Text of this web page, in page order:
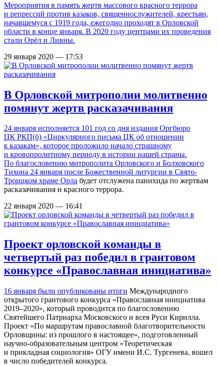
Мероприятия в память жертв массового красного террора
и репрессий против казаков, священнослужителей, крестьян,
начавшемуся с 1919 года, ежегодно проходят в Орловской
области в конце января. В 2020 году центрами их проведения
стали Орёл и Ливны.
29 января 2020 — 17:53
В Орловской митрополии молитвенно
помянут жертв расказачивания
24 января исполняется 101 год со дня издания Оргбюро
ЦК РКП(б) «Циркулярного письма ЦК об отношении
к казакам», которое проложило начало страшному
и кровопролитному периоду в истории нашей страны.
По благословению митрополита Орловского и Болховского
Тихона 24 января после Божественной литургии в Свято-
Троицком храме Орла будет отслужена панихида по жертвам
расказачивания и красного террора.
22 января 2020 — 16:41
Проект орловской команды в
четвертый раз победил в грантовом
конкурсе «Православная инициатива»
16 января были опубликованы итоги Международного
открытого грантового конкурса «Православная инициатива
2019–2020», который проводится по благословению
Святейшего Патриарха Московского и всея Руси Кирилла.
Проект «По маршрутам православной благотворительности
Орловщины: из прошлого в настоящее», подготовленный
научно-образовательным центром «Теоретическая
и прикладная социология» ОГУ имени И.С. Тургенева, вошел
в число победителей конкурса.